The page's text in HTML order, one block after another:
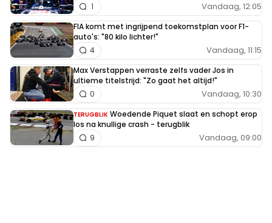
Vandaag, 12:05
1
FIA komt met ingrijpend toekomstplan voor F1-
auto's: "80 kilo lichter!"
Vandaag, 11:15
4
Max Verstappen verraste zelfs vader Jos in
ultieme titelstrijd: "Zo gaat het altijd!"
Vandaag, 10:30
0
TERUGBLIK Woedende Piquet slaat en schopt erop
los na knullige crash - terugblik
Vandaag, 09:00
9